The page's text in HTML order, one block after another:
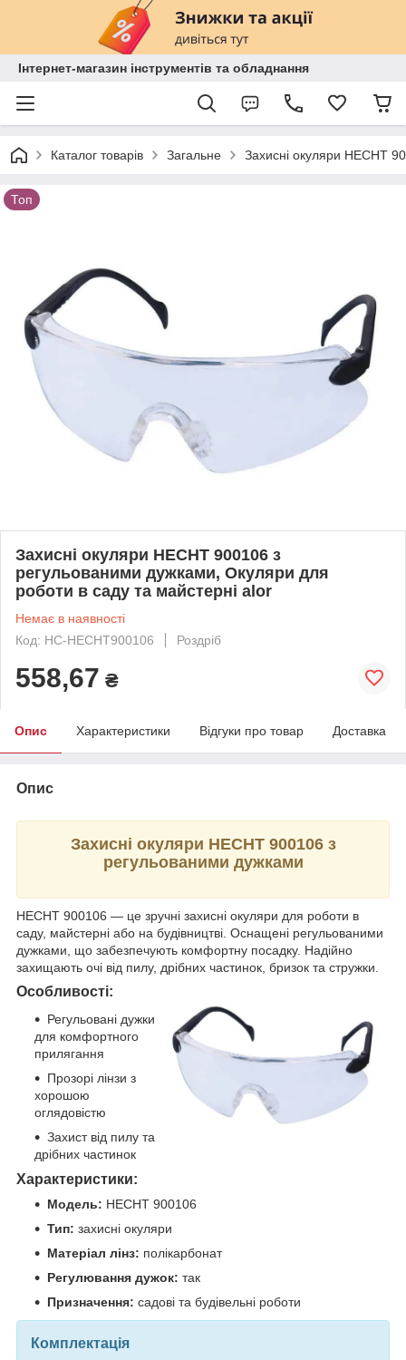
Інтернет-магазин інструментів та обладнання
Каталог товарів Загальне Захисні окуляри HECHT
Топ
Захисні окуляри HECHT 900106 з
регульованими дужками, Окуляри для
роботи в саду та майстерні alor
Немає в наявності
Код: HC-HECHT900106
Роздріб
558,67 ₴
Опис Характеристики Відгуки про товар Доставка
Опис
Захисні окуляри HECHT 900106 з
регульованими дужками
HECHT 900106 — це зручні захисні окуляри для роботи в
саду, майстерні або на будівництві. Оснащені регульованими
дужками, що забезпечують комфортну посадку. Надійно
захищають очі від пилу, дрібних частинок, бризок та стружки.
Особливості:
Регульовані дужки
для комфортного
прилягання
Прозорі лінзи з
хорошою
оглядовістю
Захист від пилу та
дрібних частинок
Характеристики:
Модель: HECHT 900106
Тип: захисні окуляри
Матеріал лінз: полікарбонат
Регулювання дужок: так
Призначення: садові та будівельні роботи
Комплектація